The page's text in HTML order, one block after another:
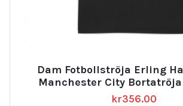
Dam Fotbollströja Erling
Manchester City
kr356.00